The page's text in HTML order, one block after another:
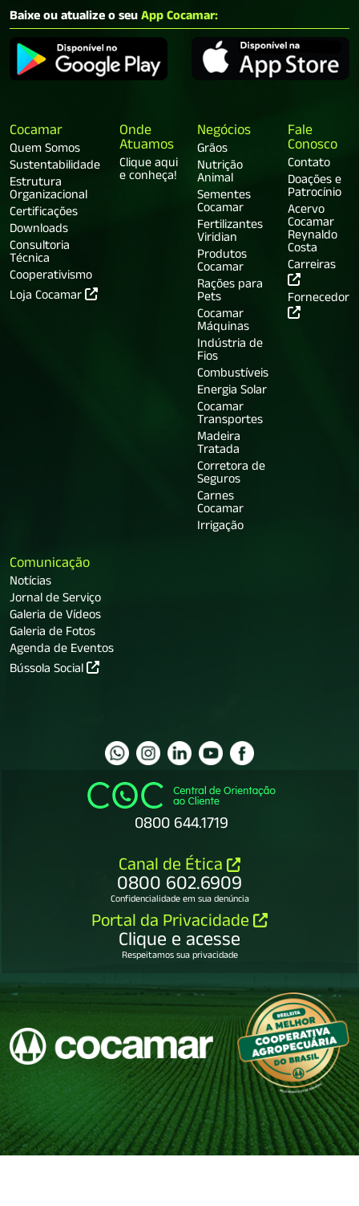
Baixe ou atualize o seuApp Cocamar:
Cocamar
Quem Somos
Sustentabilidade
Estrutura
Organizacional
Certificações
Downloads
Consultoria
Técnica
Cooperativismo
Loja Cocamar
Onde
Atuamos
Clique aqui
e conheça!
Negócios
Grãos
Nutrição
Animal
Sementes
Cocamar
Fertilizantes
Viridian
Produtos
Cocamar
Rações para
Pets
Cocamar
Máquinas
Indústria de
Fios
Combustíveis
Energia Solar
Cocamar
Transportes
Madeira
Tratada
Corretora de
Seguros
Carnes
Cocamar
Irrigação
Fale
Conosco
Contato
Doações e
Patrocínio
Acervo
Cocamar
Reynaldo
Costa
Carreiras
Fornecedor
Comunicação
Notícias
Jornal de Serviço
Galeria de Vídeos
Galeria de Fotos
Agenda de Eventos
Bússola Social
0800 644.1719
Canal de Ética
0800 602.6909
Confidencialidade em sua denúncia
Portal da Privacidade
Clique e acesse
Respeitamos sua privacidade